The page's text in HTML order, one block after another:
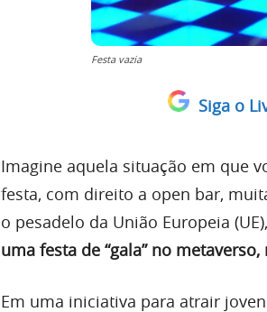
Festa vazia
Siga o
Imagine aquela situação em que
festa, com direito a open bar,
o pesadelo da União Europeia
uma festa de “gala” no
Em uma iniciativa para atrair